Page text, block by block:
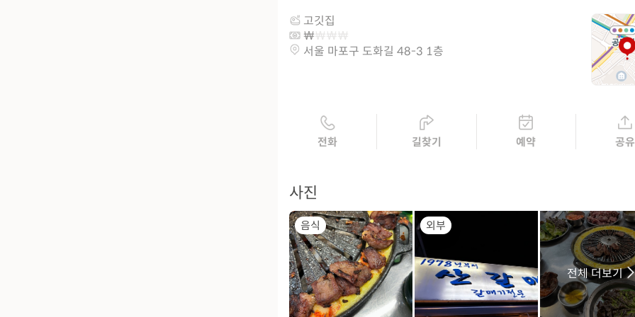
고깃집
서울 마포구 도화길 48-3 1층
전화 길찾기 예약 공유
사진
음식 외부
전체 더보기